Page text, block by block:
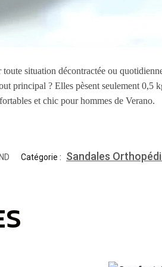
situation décontractée ou
principal ? Elles pèsent seulement 0,5
et chic pour hommes de Verano.
ND Catégorie : Sandales